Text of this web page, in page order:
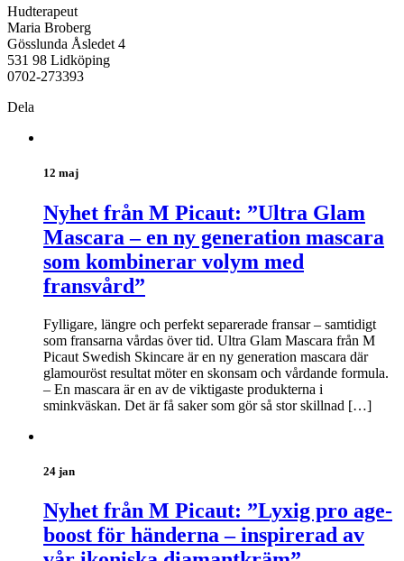
Hudterapeut
Maria Broberg
Gösslunda Åsledet 4
531 98 Lidköping
0702-273393
Dela
12 maj
Nyhet från M Picaut: ”Ultra Glam
Mascara – en ny generation mascara
som kombinerar volym med
fransvård”
Fylligare, längre och perfekt separerade fransar – samtidigt
som fransarna vårdas över tid. Ultra Glam Mascara från M
Picaut Swedish Skincare är en ny generation mascara där
glamouröst resultat möter en skonsam och vårdande formula.
– En mascara är en av de viktigaste produkterna i
sminkväskan. Det är få saker som gör så stor skillnad […]
24 jan
Nyhet från M Picaut: ”Lyxig pro age-
boost för händerna – inspirerad av